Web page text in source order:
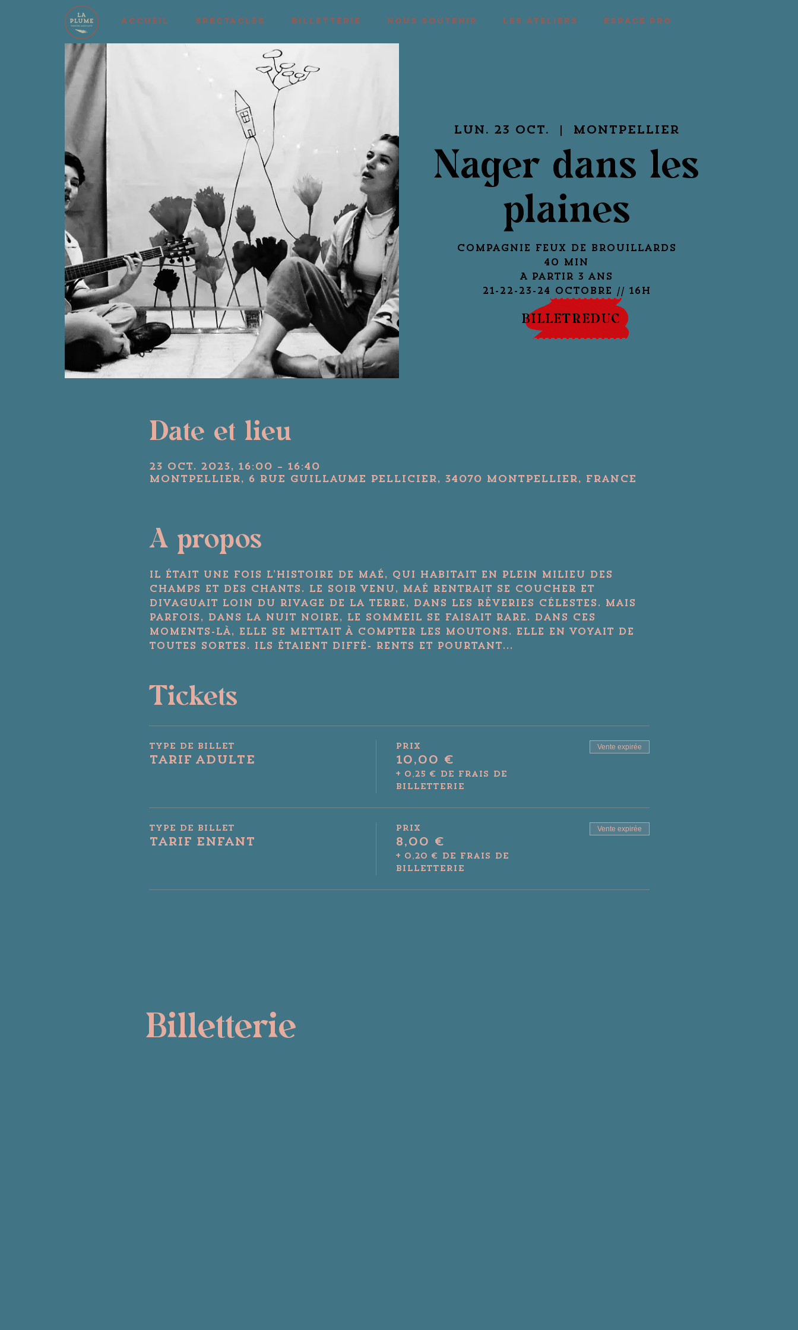
ACCUEIL SPECTACLES BILLETTERIE NOUS SOUTENIR LES ATELIERS ESPACE PRO
lun. 23 oct. Montpellier
Nager dans les
plaines
Compagnie Feux de brouillards
40 min
A partir 3 ans
Date et lieu
23 oct. 2023, 16:00 – 16:40
Montpellier, 6 Rue Guillaume Pellicier, 34070 Montpellier, France
A propos
Il était une fois l’histoire de Maé, qui habitait en plein milieu des
champs et des chants. Le soir venu, Maé rentrait se coucher et
divaguait loin du rivage de la terre, dans les rêveries célestes. Mais
parfois, dans la nuit noire, le sommeil se faisait rare. Dans ces
moments-là, elle se mettait à compter les moutons. Elle en voyait de
toutes sortes. Ils étaient diffé- rents et pourtant...
Tickets
Type de billet
Tarif adulte
Prix
10,00 €
+ 0,25 € de frais de
billetterie
Vente expirée
Type de billet
Tarif enfant
Prix
8,00 €
+ 0,20 € de frais de
billetterie
Vente expirée
BILLETREDUC
Billetterie